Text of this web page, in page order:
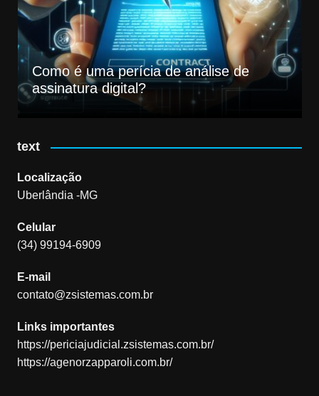
Como é uma perícia de análise de
assinatura digital?
text
Localização
Uberlândia -MG
Celular
(34) 99194-6909
E-mail
contato@zsistemas.com.br
Links importantes
https://periciajudicial.zsistemas.com.br/
https://agenorzapparoli.com.br/